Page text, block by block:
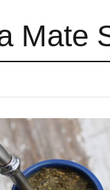
Mate